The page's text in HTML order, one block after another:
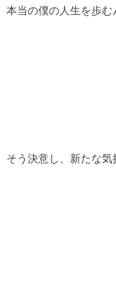
本当の僕の人生を歩む
そう決意し、新たな気